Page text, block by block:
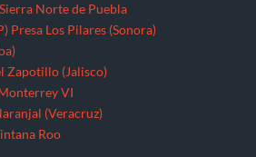
Norte de Puebla
Presa Los Pilares (Sonora)
Zapotillo (Jalisco)
VI
(Veracruz)
Roo